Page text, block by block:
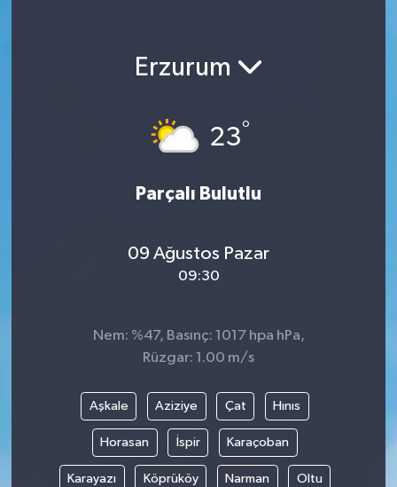
Erzurum
23°
Parçalı Bulutlu
09 Ağustos Pazar
09:30
Nem: %47, Basınç: 1017 hpa hPa,
Rüzgar: 1.00 m/s
Aşkale Aziziye Çat Hınıs
Horasan İspir Karaçoban
Karayazı Köprüköy Narman Oltu